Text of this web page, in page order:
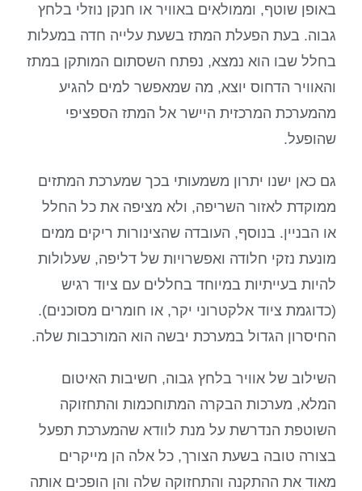
באופן שוטף, וממולאים באוויר או חנקן נוזלי בלחץ
גבוה. בעת הפעלת המתז בשעת עלייה חדה במעלות
בחלל שבו הוא נמצא, נפתח השסתום המותקן במתז
והאוויר הדחוס יוצא, מה שמאפשר למים להגיע
מהמערכת המרכזית היישר אל המתז הספציפי
שהופעל.
גם כאן ישנו יתרון משמעותי בכך שמערכת המתזים
ממוקדת לאזור השריפה, ולא מציפה את כל החלל
או הבניין. בנוסף, העובדה שהצינורות ריקים ממים
מונעת נזקי חלודה ואפשרויות של דליפה, שעלולות
להיות בעייתיות במיוחד בחללים עם ציוד רגיש
(כדוגמת ציוד אלקטרוני יקר, או חומרים מסוכנים).
החיסרון הגדול במערכת יבשה הוא המורכבות שלה.
השילוב של אוויר בלחץ גבוה, חשיבות האיטום
המלא, מערכות הבקרה המתוחכמות והתחזוקה
השוטפת הנדרשת על מנת לוודא שהמערכת תפעל
בצורה טובה בשעת הצורך, כל אלה הן מייקרים
מאוד את ההתקנה והתחזוקה שלה והן הופכים אותה